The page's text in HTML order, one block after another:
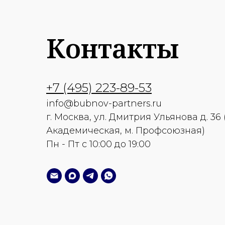
Контакты
+7 (495) 223-89-53
info@bubnov-partners.ru
г. Москва, ул. Дмитрия Ульянова д. 36
Академическая, м. Профсоюзная)
Пн - Пт с 10:00 до 19:00